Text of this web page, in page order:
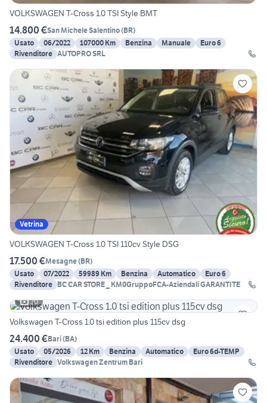
VOLKSWAGEN T-Cross 1.0 TSI Style BMT
14.800 €San Michele Salentino(BR)
Usato
06/2022 107000 Km Benzina Manuale
Euro 6
Rivenditore AUTOPRO SRL
Vetrina
VOLKSWAGEN T-Cross 1.0 TSI 110cv Style DSG
17.500 €Mesagne(BR)
Usato
07/2022 59989 Km Benzina Automatico
Euro 6
Rivenditore BC CAR STORE _ KM0GruppoFCA-Aziendali GARANTITE
20
Volkswagen T-Cross 1.0 tsi edition plus 115cv dsg
24.400 €Bari(BA)
Usato
05/2026 12 Km Benzina Automatico
Euro 6d-TEMP
Rivenditore Volkswagen Zentrum Bari